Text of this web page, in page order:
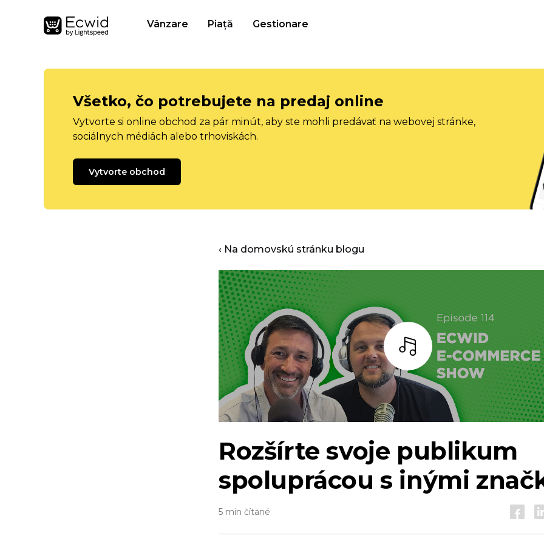
Vânzare Piață Gestionare
Všetko, čo potrebujete na predaj online
Vytvorte si online obchod za pár minút, aby ste mohli predávať na webovej stránke,
sociálnych médiách alebo trhoviskách.
Vytvorte obchod
‹ Na domovskú stránku blogu
počúvať
Rozšírte svoje publikum
spoluprácou s inými
5 min čítané